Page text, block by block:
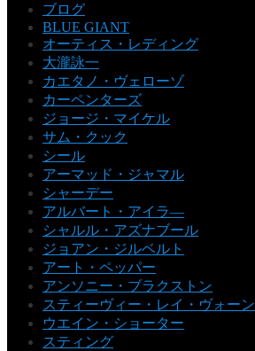
ブログ
BLUE GIANT
オーティス・レディング
大瀧詠一
カエタノ・ヴェローゾ
カーペンターズ
ジョージ・マイケル
サム・クック
シール
アーマッド・ジャマル
シャーデー
アルバート・アイラ―
シャルル・アズナブール
ジョアン・ジルベルト
アート・ペッパー
アンソニー・ブラクストン
スティーヴィー・レイ・ヴォーン
ウエイン・ショーター
スティング